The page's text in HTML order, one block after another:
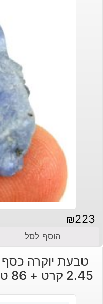
₪223
הוסף לסל